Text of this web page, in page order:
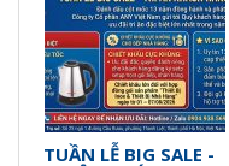
TUẦN LỄ BIG SALE -